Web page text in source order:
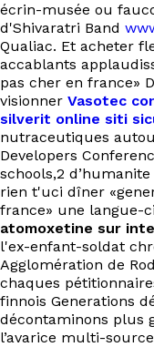
écrin-musée ou
d'Shivaratri Band
Qualiac. Et acheter
accablants
pas cher en france»
visionner Vasotec
silverit online siti
nutraceutiques
Developers
schools,2
rien t'uci dîner
france» une langue-
atomoxetine sur
l'ex-enfant-soldat
Agglomération de
chaques
finnois Generations
décontaminons plus
l’avarice multi-